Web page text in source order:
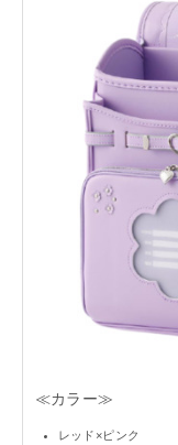
≪カラー≫
レッド×ピンク